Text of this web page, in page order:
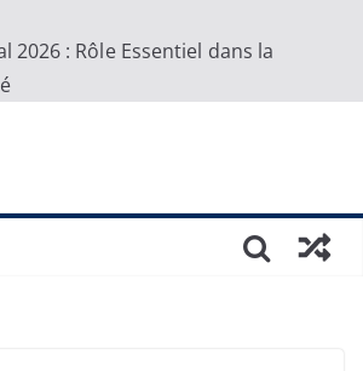
: Rôle Essentiel dans la